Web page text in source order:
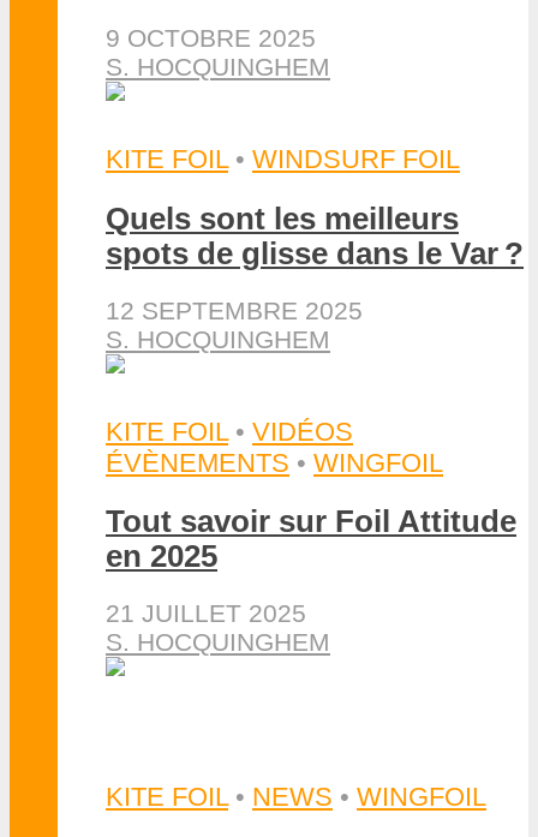
9 OCTOBRE 2025
S. HOCQUINGHEM
KITE FOIL • WINDSURF FOIL
Quels sont les meilleurs
spots de glisse dans le Var ?
12 SEPTEMBRE 2025
S. HOCQUINGHEM
KITE FOIL • VIDÉOS
ÉVÈNEMENTS • WINGFOIL
Tout savoir sur Foil Attitude
en 2025
21 JUILLET 2025
S. HOCQUINGHEM
KITE FOIL • NEWS • WINGFOIL